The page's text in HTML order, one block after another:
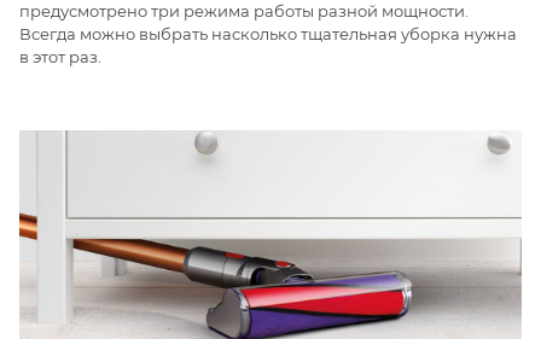
предусмотрено три режима работы разной мощности.
Всегда можно выбрать насколько тщательная уборка нужна
в этот раз.